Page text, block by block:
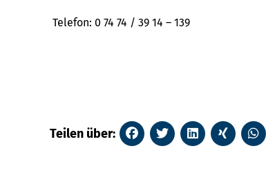
Telefon: 0 74 74 / 39 14 – 139
Teilen über: